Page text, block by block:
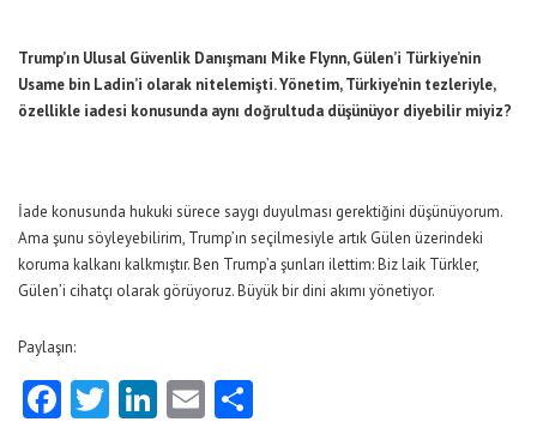
Trump’ın Ulusal Güvenlik Danışmanı Mike Flynn, Gülen’i Türkiye’nin
Usame bin Ladin’i olarak nitelemişti. Yönetim, Türkiye’nin tezleriyle,
özellikle iadesi konusunda aynı doğrultuda düşünüyor diyebilir miyiz?
İade konusunda hukuki sürece saygı duyulması gerektiğini düşünüyorum.
Ama şunu söyleyebilirim, Trump’ın seçilmesiyle artık Gülen üzerindeki
koruma kalkanı kalkmıştır. Ben Trump’a şunları ilettim: Biz laik Türkler,
Gülen’i cihatçı olarak görüyoruz. Büyük bir dini akımı yönetiyor.
Paylaşın:
Facebook
Twitter
LinkedIn
Email